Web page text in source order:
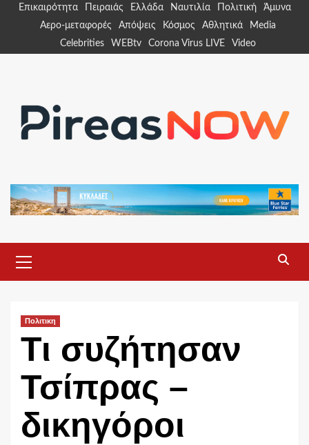
Επικαιρότητα Πειραιάς Ελλάδα Ναυτιλία Πολιτική
Άμυνα
Αερο-μεταφορές
Απόψεις Κόσμος Αθλητικά
Media
Celebrities
WEBtv Corona Virus LIVE Video
Menu
Πολιτικη
Τι συζήτησαν
Τσίπρας –
δικηγόροι